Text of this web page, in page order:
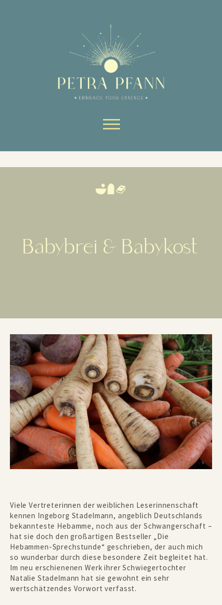
Skip to content
Babybrei & Babykost
Viele Vertreterinnen der weiblichen Leserinnenschaft
kennen Ingeborg Stadelmann, angeblich Deutschlands
bekannteste Hebamme, noch aus der Schwangerschaft –
hat sie doch den großartigen Bestseller „Die
Hebammen-Sprechstunde“ geschrieben, der auch mich
so wunderbar durch diese besondere Zeit begleitet hat.
Im neu erschienenen Werk ihrer Schwiegertochter
Natalie Stadelmann hat sie gewohnt ein sehr
wertschätzendes Vorwort verfasst.
der Website nicht genutzt werden.
Always active